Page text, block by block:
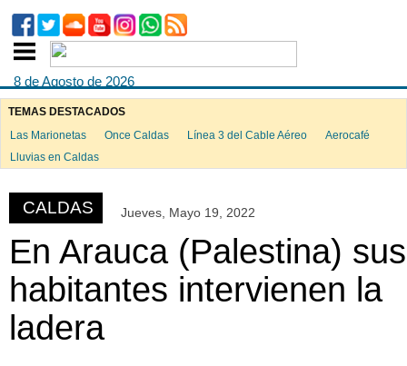
8 de Agosto de 2026
TEMAS DESTACADOS
Las Marionetas
Once Caldas Línea 3 del Cable Aéreo
Aerocafé
Lluvias en Caldas
CALDAS Jueves, Mayo 19, 2022
En Arauca (Palestina) sus
habitantes intervienen la
ladera